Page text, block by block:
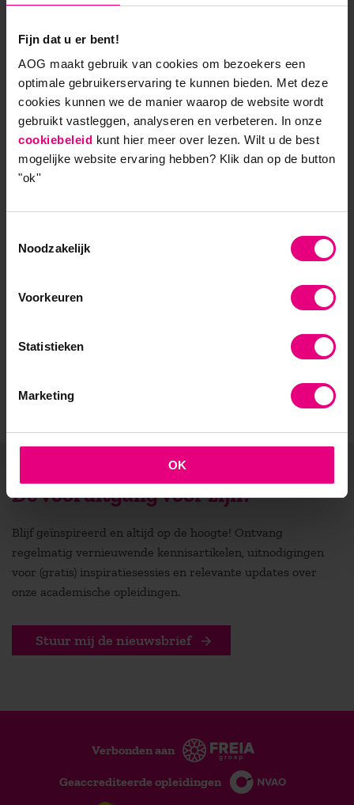
Fijn dat u er bent!
AOG maakt gebruik van cookies om bezoekers een
optimale gebruikerservaring te kunnen bieden. Met deze
cookies kunnen we de manier waarop de website wordt
gebruikt vastleggen, analyseren en verbeteren. In onze
cookiebeleid kunt hier meer over lezen. Wilt u de best
mogelijke website ervaring hebben? Klik dan op de button
"ok''
Noodzakelijk
Voorkeuren
Statistieken
Marketing
OK
AOG School Of Management
- Opleider sinds 1988
- Faculteit overstijgend
De vooruitgang voor zijn?
Blijf geïnspireerd en altijd op de hoogte! Ontvang
regelmatig vernieuwende kennisartikelen, uitnodigingen
voor (gratis) inspiratiesessies en relevante updates over
onze academische opleidingen.
Stuur mij de nieuwsbrief
Verbonden aan
Geaccrediteerde opleidingen